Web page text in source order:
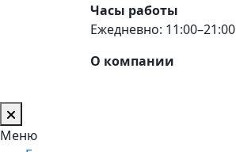
Часы работы
Ежедневно: 11:00–21:00
О компании
Меню